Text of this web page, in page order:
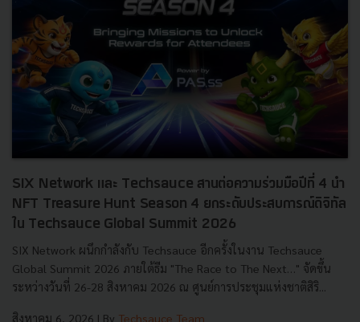
SIX Network และ Techsauce สานต่อความร่วมมือปีที่ 4 นำ
NFT Treasure Hunt Season 4 ยกระดับประสบการณ์ดิจิทัล
ใน Techsauce Global Summit 2026
SIX Network ผนึกกำลังกับ Techsauce อีกครั้งในงาน Techsauce
Global Summit 2026 ภายใต้ธีม "The Race to The Next…" จัดขึ้น
ระหว่างวันที่ 26-28 สิงหาคม 2026 ณ ศูนย์การประชุมแห่งชาติสิริ...
สิงหาคม 6, 2026 | By Techsauce Team